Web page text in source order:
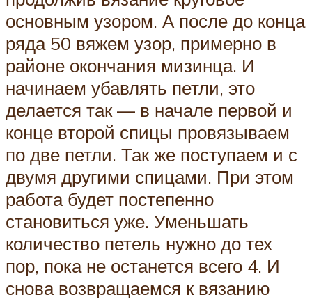
основным узором. А после до конца
ряда 50 вяжем узор, примерно в
районе окончания мизинца. И
начинаем убавлять петли, это
делается так — в начале первой и
конце второй спицы провязываем
по две петли. Так же поступаем и с
двумя другими спицами. При этом
работа будет постепенно
становиться уже. Уменьшать
количество петель нужно до тех
пор, пока не останется всего 4. И
снова возвращаемся к вязанию